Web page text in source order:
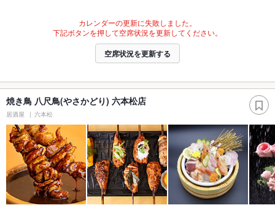
カレンダーの更新に失敗しました。
下記ボタンを押して空席状況を更新してください。
空席状況を更新する
焼き鳥 八尺鳥(やさかどり) 六本松店
居酒屋 六本松